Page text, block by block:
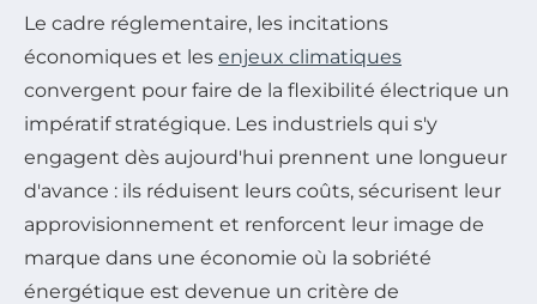
Le cadre réglementaire, les incitations
économiques et les enjeux climatiques
convergent pour faire de la flexibilité électrique un
impératif stratégique. Les industriels qui s'y
engagent dès aujourd'hui prennent une longueur
d'avance : ils réduisent leurs coûts, sécurisent leur
approvisionnement et renforcent leur image de
marque dans une économie où la sobriété
énergétique est devenue un critère de